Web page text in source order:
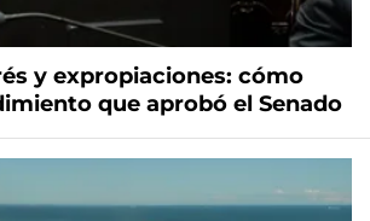
y expropiaciones: cómo
que aprobó el Senado